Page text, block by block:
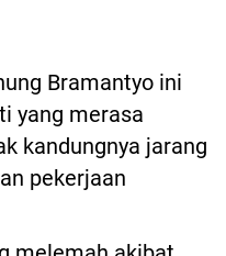
Bramantyo ini
yang merasa
kandungnya jarang
pekerjaan